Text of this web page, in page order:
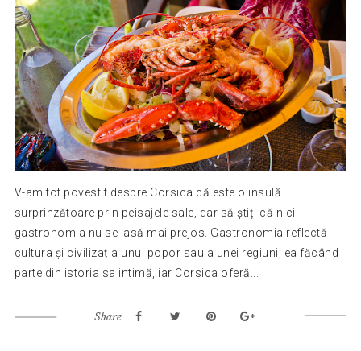
V-am tot povestit despre Corsica că este o insulă
surprinzătoare prin peisajele sale, dar să știți că nici
gastronomia nu se lasă mai prejos. Gastronomia reflectă
cultura și civilizația unui popor sau a unei regiuni, ea făcând
parte din istoria sa intimă, iar Corsica oferă...
Share